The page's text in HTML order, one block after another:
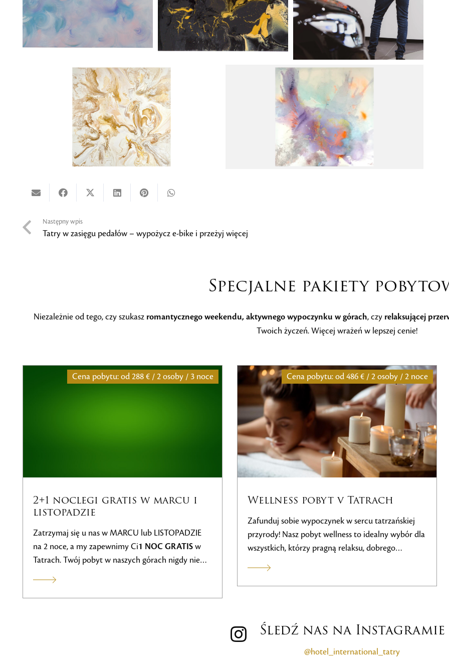
Następny wpis
Tatry w zasięgu pedałów – wypożycz e-bike i przeżyj więcej
Specjalne pakiety
Niezależnie od tego, czy szukasz romantycznego weekendu, aktywnego wypoczynku w górach, czy relaksującej
Twoich życzeń. Więcej wrażeń w lepszej cenie!
marcu i
LISTOPADZIE
NOC GRATISw
nigdy nie
Wellness pobyt v Tatrach
Zafunduj sobie wypoczynek w sercu tatrzańskiej
przyrody! Nasz pobyt wellness to idealny wybór dla
wszystkich, którzy pragną relaksu, dobrego
samopoczucia i usług na najwyższym poziomie.
Cena pobytu: od486 € / 2 osoby / 2 noce
Pakiet Noc + Green Fee
Przeżyj niezapomniany pobyt z
FEE, który łączy w sobie komfortowe
zakwaterowanie, nieograniczone
golfowego, świetną gastronomię i
Cena pobytu: od252€ /
Śledź nas na Instagramie
@hotel_international_tatry